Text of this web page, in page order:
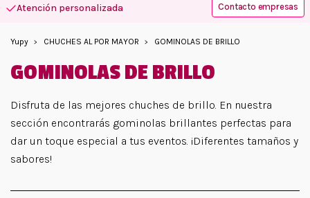
Atención personalizada Contacto empresas
Yupy CHUCHES AL POR MAYOR GOMINOLAS DE BRILLO
GOMINOLAS DE BRILLO
Disfruta de las mejores chuches de brillo. En nuestra
sección encontrarás gominolas brillantes perfectas para
dar un toque especial a tus eventos. ¡Diferentes tamaños y
sabores!